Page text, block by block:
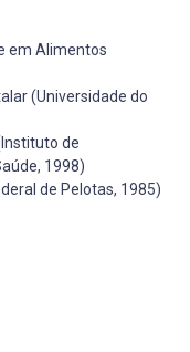
em Alimentos
(Universidade do
de
1998)
de Pelotas, 1985)